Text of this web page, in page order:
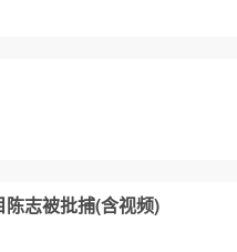
志被批捕(含视频)